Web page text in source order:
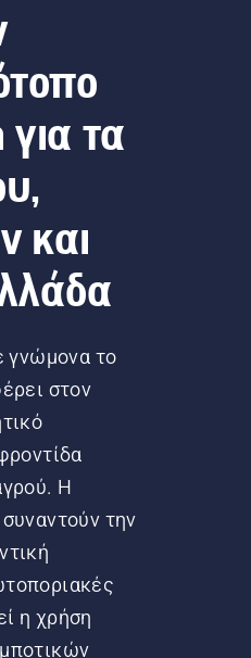
τα
και
γνώμονα το
στον
Η
την
η χρήση